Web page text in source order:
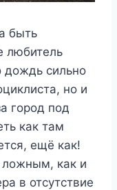
быть
любитель
дождь сильно
но и
город под
как там
ещё как!
ложным, как и
в отсутствие